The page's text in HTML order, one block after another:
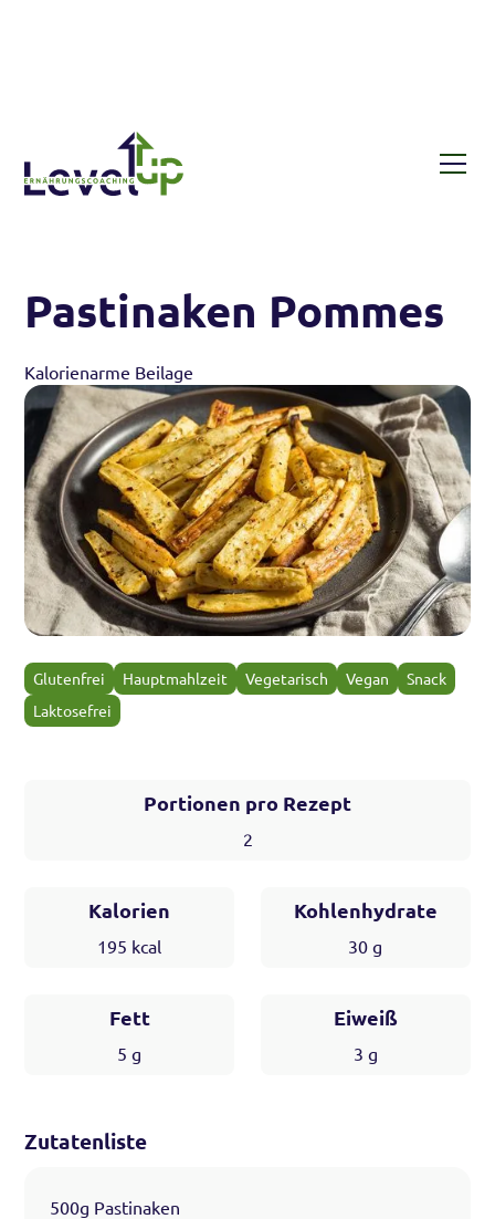
Pastinaken Pommes
Kalorienarme Beilage
Glutenfrei Hauptmahlzeit Vegetarisch Vegan
Snack
Laktosefrei
Portionen pro Rezept
2
Kalorien
195 kcal
Kohlenhydrate
30 g
Fett
5 g
Eiweiß
3 g
Zutatenliste
500g Pastinaken